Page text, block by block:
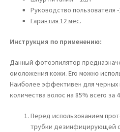
Руководство пользователя
Гарантия 12 мес.
Инструкция по применению:
Данный фотоэпилятор
омоложения кожи. Его можно
Наиболее эффективен для черных
количества волос на 85% всего за
Перед использованием
трубки дезинфицирующей